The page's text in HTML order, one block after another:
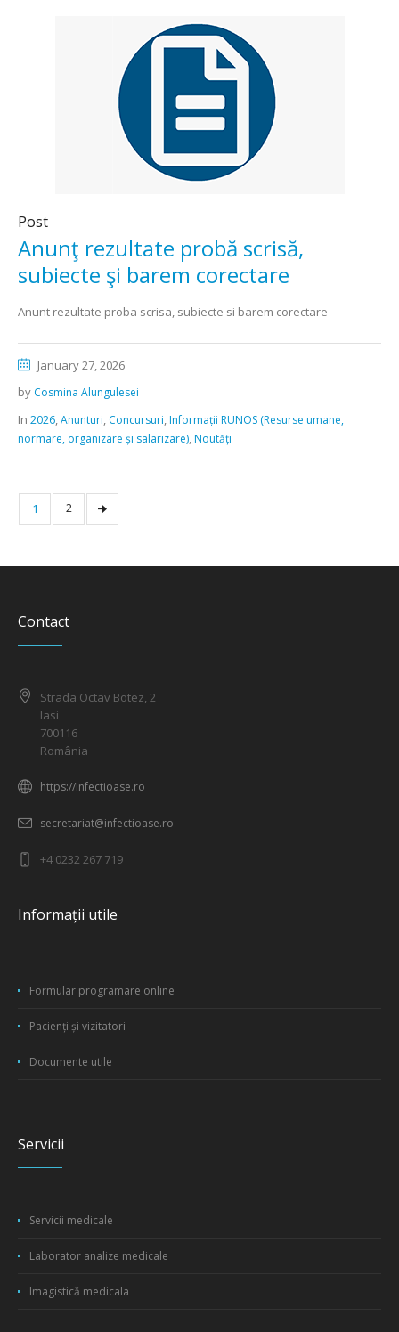
Post
Anunţ rezultate probă scrisă,
subiecte şi barem corectare
Anunt rezultate proba scrisa, subiecte si barem corectare
January 27, 2026
by Cosmina Alungulesei
In 2026,Anunturi, Concursuri,Informații RUNOS (Resurse umane,
normare, organizare și salarizare),Noutăți
1 2
Contact
Strada Octav Botez, 2
Iasi
700116
România
https://infectioase.ro
secretariat@infectioase.ro
+4 0232 267 719
Informații utile
Formular programare online
Pacienți și vizitatori
Documente utile
Servicii
Servicii medicale
Laborator analize medicale
Imagistică medicala